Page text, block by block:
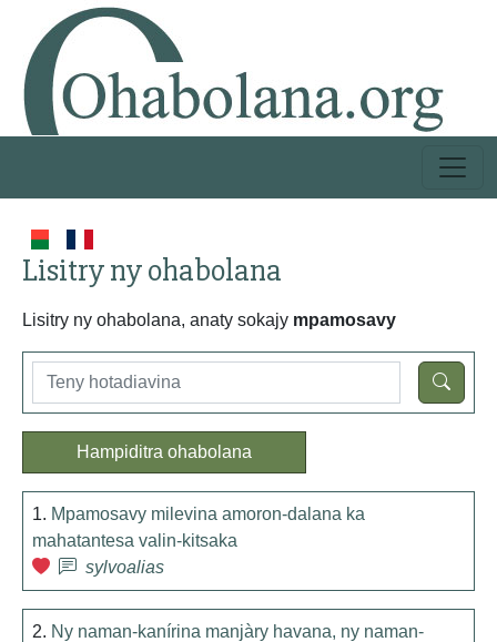
Lisitry ny ohabolana
Lisitry ny ohabolana, anaty sokajy mpamosavy
Hampiditra ohabolana
1. Mpamosavy milevina amoron-dalana ka
mahatantesa valin-kitsaka
sylvoalias
2. Ny naman-kanírina manjàry havana, ny naman-